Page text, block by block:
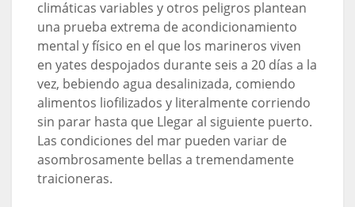
climáticas variables y otros peligros plantean
una prueba extrema de acondicionamiento
mental y físico en el que los marineros viven
en yates despojados durante seis a 20 días a la
vez, bebiendo agua desalinizada, comiendo
alimentos liofilizados y literalmente corriendo
sin parar hasta que Llegar al siguiente puerto.
Las condiciones del mar pueden variar de
asombrosamente bellas a tremendamente
traicioneras.